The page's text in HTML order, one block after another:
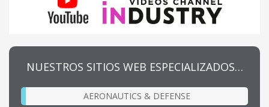
NUESTROS SITIOS WEB ESPECIALIZADOS…
AERONAUTICS & DEFENSE